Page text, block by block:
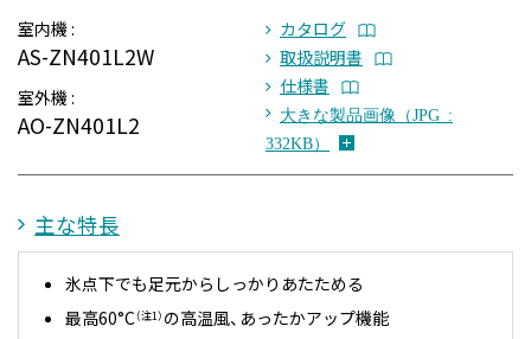
室内機 :
AS-ZN401L2W
室外機 :
AO-ZN401L2
カタログ
取扱説明書
仕様書
大きな製品画像（JPG :
332KB）
主な特長
氷点下でも足元からしっかりあたためる
最高60°C（注1） の高温風、あったかアップ機能